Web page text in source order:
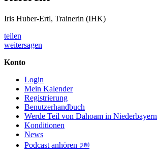
Iris Huber-Ertl, Trainerin (IHK)
teilen
weitersagen
Konto
Login
Mein Kalender
Registrierung
Benutzerhandbuch
Werde Teil von Dahoam in Niederbayern
Konditionen
News
Podcast anhören 🕬